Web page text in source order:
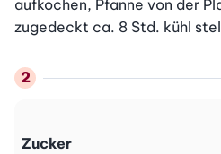
aufkochen, Pfanne von der
zugedeckt ca. 8 Std. kühl
Zucker